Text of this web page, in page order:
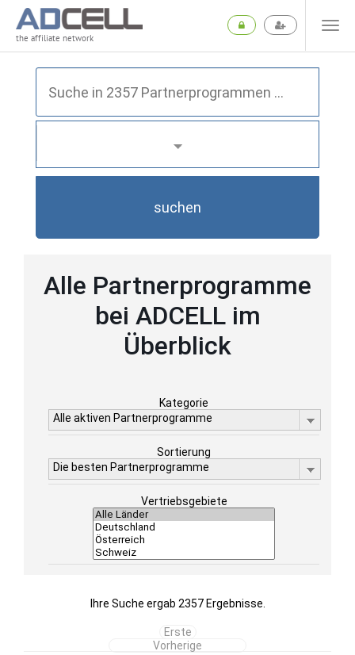
the affiliate network
suchen
Alle Partnerprogramme
bei ADCELL im
Überblick
Kategorie
Alle aktiven Partnerprogramme
Sortierung
Die besten Partnerprogramme
Vertriebsgebiete
Ihre Suche ergab 2357 Ergebnisse.
Erste
Vorherige